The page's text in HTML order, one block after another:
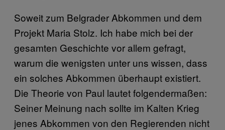
Soweit zum Belgrader Abkommen und dem
Projekt Maria Stolz. Ich habe mich bei der
gesamten Geschichte vor allem gefragt,
warum die wenigsten unter uns wissen, dass
ein solches Abkommen überhaupt existiert.
Die Theorie von Paul lautet folgendermaßen:
Seiner Meinung nach sollte im Kalten Krieg
jenes Abkommen von den Regierenden nicht